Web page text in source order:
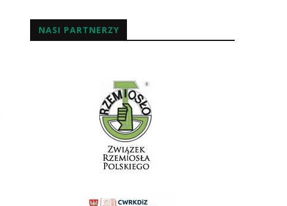
NASI PARTNERZY